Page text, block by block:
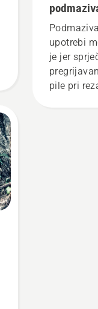
na
upotrebi
je jer
pile pri